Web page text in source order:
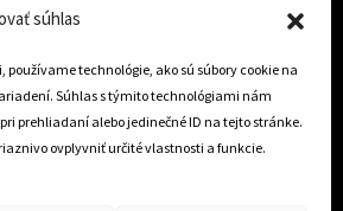
súhlas
technológie, ako sú súbory cookie na
Súhlas s týmito technológiami nám
prehliadaní alebo jedinečné ID na tejto stránke.
ovplyvniť určité vlastnosti a funkcie.
info@dojazdovekolesa.com
Český Eshop